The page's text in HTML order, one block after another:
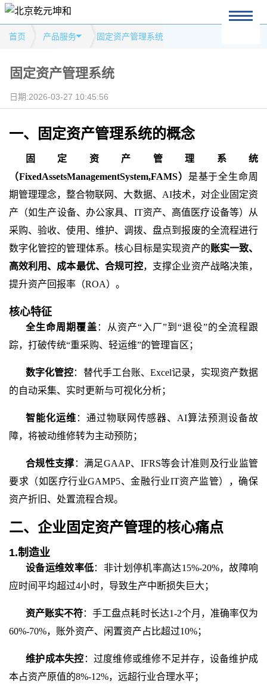
首页 产品服务 固定资产管理系统
固定资产管理系统
日期:2026-03-27 10:45:56
一、固定资产管理系统的概念
固定资产管理系统
（FixedAssetsManagementSystem,FAMS） 是基于全生命周
期管理理念，整合物联网、大数据、 AI技术，对企业固定资
产（如生产设备、办公家具、IT资产、高值医疗设备等）从
采购、验收、使用、维护、调拨、盘点到报废的全流程进行
数字化管控的管理体系。核心目标是实现资产的账实一致、
高效利用、成本最优、合规可控，支撑企业资产战略决策，
提升资产回报率（ROA）。
核心特征
全生命周期覆盖 ：从资产“入厂”到“退役”的全流程跟
踪，打破传统“重采购、轻运维”的管理盲区；
数字化管控：替代手工台账、Excel记录，实现资产数据
的自动采集、实时更新与可视化分析；
智能化运维 ：通过物联网传感器、 AI算法预测设备故
障，将被动维修转为主动预防；
合规性支撑 ：满足GAAP、IFRS等会计准则及行业监管
要求（如医疗行业GAMP5、金融行业IT资产监管），确保
资产折旧、处置流程合规。
二、企业固定资产管理的核心痛点
1.制造业
设备运维效率低：非计划停机率高达15%-20%，故障响
应时间平均超过4小时，导致生产中断损失巨大；
资产账实不符：手工盘点耗时长达1-2个月，准确率仅为
60%-70%，账外资产、闲置资产占比超过10%；
维护成本失控 ：过度维修或维修不足并存，设备维护成
本占资产原值的8%-12%，远超行业合理水平；